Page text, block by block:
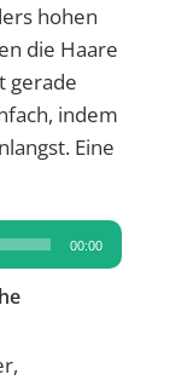
hohen
die Haare
gerade
indem
Eine
00:00